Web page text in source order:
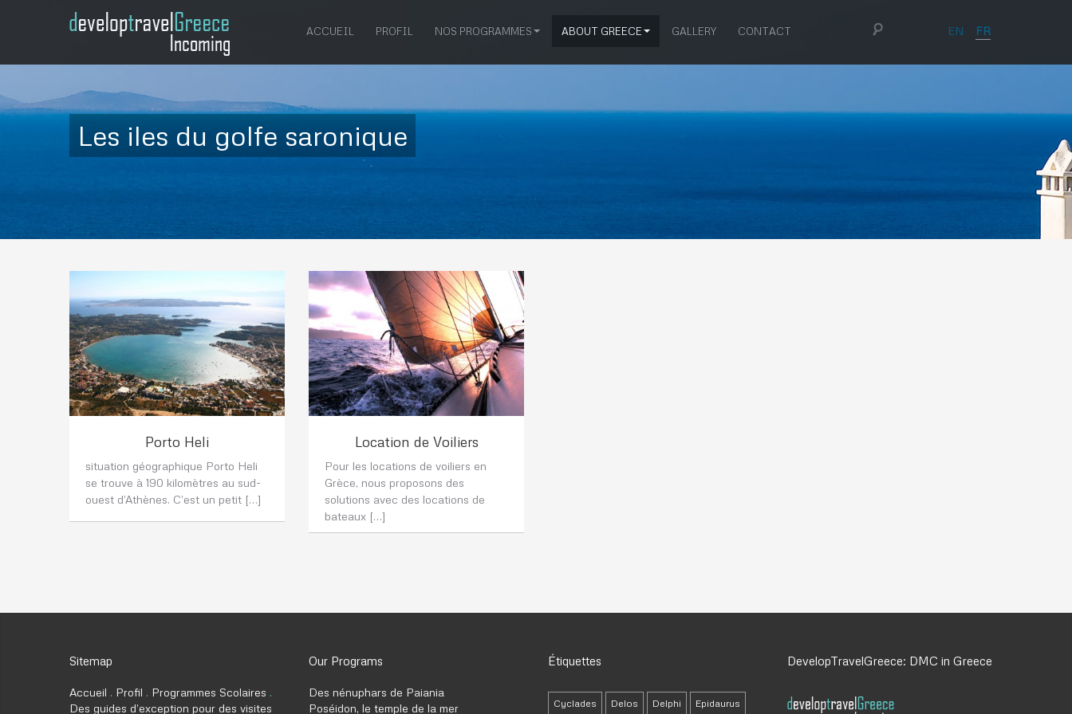
EN FR
ACCUEIL PROFIL NOS PROGRAMMES ABOUT GREECE GALLERY CONTACT
Les iles du golfe saronique
Porto Heli
situation géographique Porto Heli
se trouve à 190 kilomètres au sud-
ouest d’Athènes. C’est un petit […]
Location de Voiliers
Pour les locations de voiliers en
Grèce, nous proposons des
solutions avec des locations de
bateaux […]
Sitemap
Accueil Profil
Programmes Scolaires
Des guides d’exception pour des visites
Our Programs
Des nénuphars de Paiania
Poséidon, le temple de la mer
Étiquettes
Cyclades Delos Delphi Epidaurus
DevelopTravelGreece: DMC in Greece